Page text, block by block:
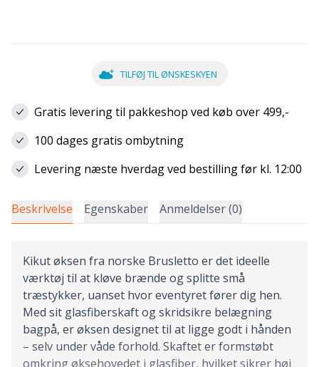
TILFØJ TIL ØNSKESKYEN
Gratis levering til pakkeshop ved køb over 499,-
100 dages gratis ombytning
Levering næste hverdag ved bestilling før kl. 12:00
Beskrivelse Egenskaber Anmeldelser (0)
Kikut øksen fra norske Brusletto er det ideelle
værktøj til at kløve brænde og splitte små
træstykker, uanset hvor eventyret fører dig hen.
Med sit glasfiberskaft og skridsikre belægning
bagpå, er øksen designet til at ligge godt i hånden
– selv under våde forhold. Skaftet er formstøbt
omkring øksehovedet i glasfiber, hvilket sikrer høj